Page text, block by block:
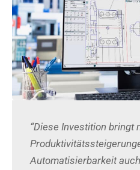
“Diese Investition bringt
Automatisierbarkeit